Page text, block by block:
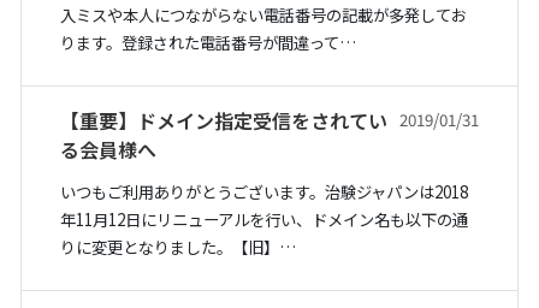
入ミスや本人につながらない電話番号の記載が多発してお
ります。登録された電話番号が間違って…
【重要】ドメイン指定受信をされてい
る会員様へ
2019/01/31
いつもご利用ありがとうございます。治験ジャパンは2018
年11月12日にリニューアルを行い、ドメイン名も以下の通
りに変更となりました。【旧】…